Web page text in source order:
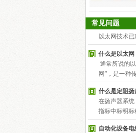
常见问题
什么是快速
以太网技术已
通常所说的以
网”，是一种
在扬声器系统
指标中标明
自动化设备电